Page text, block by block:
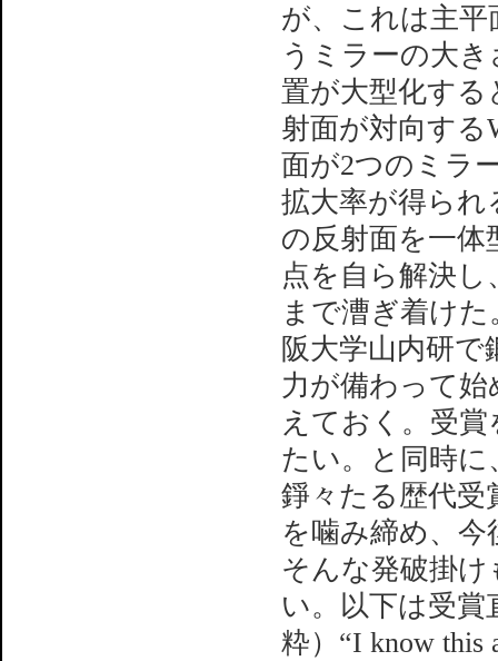
が、これは主
うミラーの大
置が大型化す
射面が対向す
面が2つのミラ
拡大率が得ら
の反射面を一
点を自ら解決
まで漕ぎ着け
阪大学山内研
力が備わって
えておく。受
たい。と同時
錚々たる歴代受
を噛み締め、
そんな発破掛
い。以下は受
粋）“I know this